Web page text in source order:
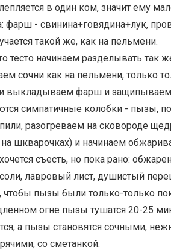
в один ком, значит ему
фарш - свинина+говядина+лук,
такой же, как на пельмени.
тесто начинаем разделывать
сочни как на пельмени, только
выкладываем фарш и защипываем
симпатичные колобки - пызы,
разогреваем на сковороде
на шкварочках) и начинаем
съесть, но пока рано:
соли, лавровый лист, душистый
чтобы пызы были только-только
огне пызы тушатся 20-25
а пызы становятся сочными,
со сметанкой.